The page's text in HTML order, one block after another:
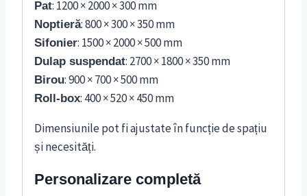
Pat: 1200 × 2000 × 300 mm
Noptieră: 800 × 300 × 350 mm
Sifonier: 1500 × 2000 × 500 mm
Dulap suspendat: 2700 × 1800 × 350 mm
Birou: 900 × 700 × 500 mm
Roll-box: 400 × 520 × 450 mm
Dimensiunile pot fi ajustate în funcție de spațiu
și necesități.
Personalizare completă